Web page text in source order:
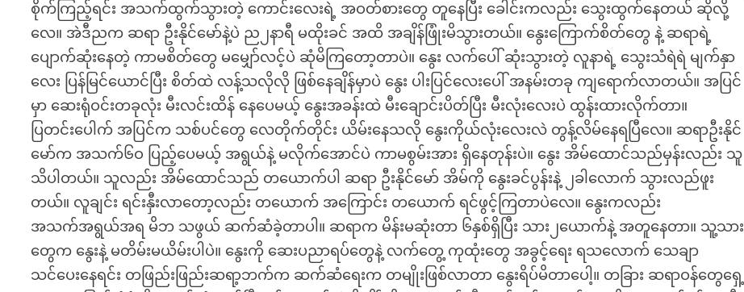
စိုက်ကြည့်ရင်း အသက်ထွက်သွားတဲ့ ကောင်းလေးရဲ့ အဝတ်စားတွေ တူနေပြီး ခေါင်းကလည်း သွေးထွက်နေတယ် ဆိုလို့
လေ။ အဲဒီညက ဆရာ ဦးနိုင်မော်နဲ့ပဲ ည၂နာရီ မထိုးခင် အထိ အချိန်ဖြုံးမိသွားတယ်။ နွေးကြောက်စိတ်တွေ နဲ့ ဆရာရဲ့
ပျောက်ဆုံးနေတဲ့ ကာမစိတ်တွေ မမျှော်လင့်ပဲ ဆုံမိကြတော့တာပဲ။ နွေး လက်ပေါ် ဆုံးသွားတဲ့ လူနာရဲ့ သွေးသံရဲရဲ မျက်နှာ
လေး ပြန်မြင်ယောင်ပြီး စိတ်ထဲ လန့်သလိုလို ဖြစ်နေချိန်မှာပဲ နွေး ပါးပြင်လေးပေါ် အနမ်းတခု ကျရောက်လာတယ်။ အပြင်
မှာ ဆေးရုံဝင်းတခုလုံး မီးလင်းထိန် နေပေမယ့် နွေးအခန်းထဲ မီးချောင်းပိတ်ပြီး မီးလုံးလေးပဲ ထွန်းထားလိုက်တာ။
ပြတင်းပေါက် အပြင်က သစ်ပင်တွေ လေတိုက်တိုင်း ယိမ်းနေသလို နွေးကိုယ်လုံးလေးလဲ တွန့်လိမ်နေရပြီလေ။ ဆရာဦးနိုင်
မော်က အသက်၆ဝ ပြည့်ပေမယ့် အရွယ်နဲ့ မလိုက်အောင်ပဲ ကာမစွမ်းအား ရှိနေတုန်းပဲ။ နွေး အိမ်ထောင်သည်မှန်းလည်း သူ
သိပါတယ်။ သူလည်း အိမ်ထောင်သည် တယောက်ပါ ဆရာ ဦးနိုင်မော် အိမ်ကို နွေးခင်ပွန်းနဲ့ ၂ခါလောက် သွားလည်ဖူး
တယ်။ လူချင်း ရင်းနှီးလာတော့လည်း တယောက် အကြောင်း တယောက် ရင်ဖွင့်ကြတာပဲလေ။ နွေးကလည်း
အသက်အရွယ်အရ မိဘ သဖွယ် ဆက်ဆံခဲ့တာပါ။ ဆရာက မိန်းမဆုံးတာ ၆နှစ်ရှိပြီး သား၂ယောက်နဲ့ အတူနေတာ။ သူ့သား
တွေက နွေးနဲ့ မတိမ်းမယိမ်းပါပဲ။ နွေးကို ဆေးပညာရပ်တွေနဲ့ လက်တွေ့ ကုထုံးတွေ အခွင့်ရေး ရသလောက် သေချာ
သင်ပေးနေရင်း တဖြည်းဖြည်းဆရာ့ဘက်က ဆက်ဆံရေးက တမျိုးဖြစ်လာတာ နွေးရိပ်မိတာပေါ့။ တခြား ဆရာဝန်တွေရှေ့